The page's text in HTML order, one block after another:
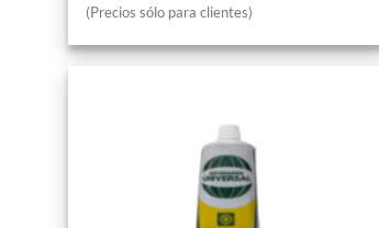
(Precios sólo para clientes)